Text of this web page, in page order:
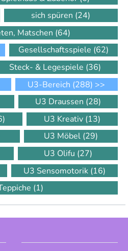
sich spüren (24)
Matschen (64)
Gesellschaftsspiele (62)
Steck- & Legespiele (36)
U3-Bereich (288) >>
U3 Draussen (28)
U3 Kreativ (13)
U3 Möbel (29)
U3 Olifu (27)
U3 Sensomotorik (16)
(1)